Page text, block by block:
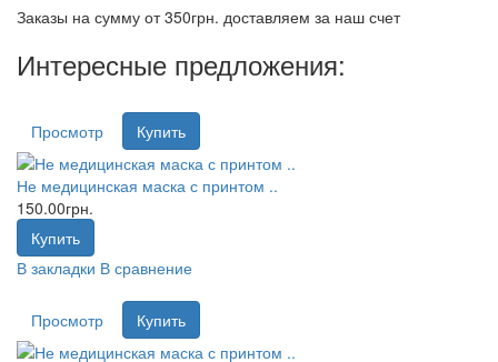
Заказы на сумму от 350грн. доставляем за наш счет
Интересные предложения:
Просмотр Купить
Не медицинская маска с принтом ..
150.00грн.
Купить
В закладки В сравнение
Просмотр Купить